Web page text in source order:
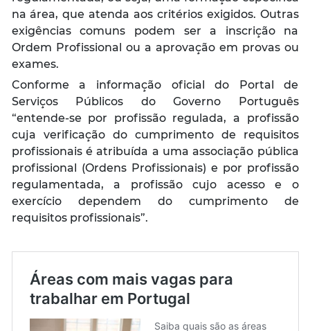
na área, que atenda aos critérios exigidos. Outras
exigências comuns podem ser a inscrição na
Ordem Profissional ou a aprovação em provas ou
exames.
Conforme a informação oficial do Portal de
Serviços Públicos do Governo Português
“entende-se por profissão regulada, a profissão
cuja verificação do cumprimento de requisitos
profissionais é atribuída a uma associação pública
profissional (Ordens Profissionais) e por profissão
regulamentada, a profissão cujo acesso e o
exercício dependem do cumprimento de
requisitos profissionais”.